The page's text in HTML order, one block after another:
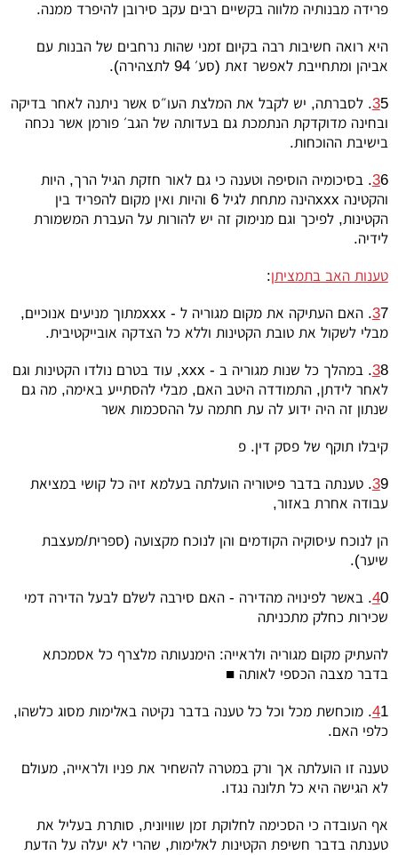
פרידה מבנותיה מלווה בקשיים רבים עקב סירובן להיפרד ממנה.
היא רואה חשיבות רבה בקיום זמני שהות נרחבים של הבנות עם
אביהן ומתחייבת לאפשר זאת (סע׳ 94 לתצהירה).
35. לסברתה, יש לקבל את המלצת העו״ס אשר ניתנה לאחר בדיקה
ובחינה מדוקדקת הנתמכת גם בעדותה של הגב׳ פורמן אשר נכחה
בישיבת ההוכחות.
36. בסיכומיה הוסיפה וטענה כי גם לאור חזקת הגיל הרך, היות
והקטינה xxx
הינה מתחת לגיל 6 והיות ואין מקום להפריד בין
הקטינות, לפיכך וגם מנימוק זה יש להורות על העברת המשמורת
לידיה.
טענות האב בתמציתן:
37. האם העתיקה את מקום מגוריה ל - xxxמתוך מניעים אנוכיים,
מבלי לשקול את טובת הקטינות וללא כל הצדקה אובייקטיבית.
38. במהלך כל שנות מגוריה ב - xxx, עוד בטרם נולדו הקטינות וגם
לאחר לידתן, התמודדה היטב האם, מבלי להסתייע באימה, מה גם
שנתון זה היה ידוע לה עת חתמה על ההסכמות אשר
קיבלו תוקף של פסק דין. פ
39. טענתה בדבר פיטוריה הועלתה בעלמא זיה כל קושי במציאת
עבודה אחרת באזור,
הן לנוכח עיסוקיה הקודמים והן לנוכח מקצועה (ספרית/מעצבת
שיער).
40. באשר לפינויה מהדירה - האם סירבה לשלם לבעל הדירה דמי
שכירות כחלק מתכניתה
להעתיק מקום מגוריה ולראייה: הימנעותה מלצרף כל אסמכתא
בדבר מצבה הכספי לאותה ■
41. מוכחשת מכל וכל כל טענה בדבר נקיטה באלימות מסוג כלשהו,
כלפי האם.
טענה זו הועלתה אך ורק במטרה להשחיר את פניו ולראייה, מעולם
לא הגישה היא כל תלונה נגדו.
אף העובדה כי הסכימה לחלוקת זמן שוויונית, סותרת בעליל את
טענתה בדבר חשיפת הקטינות לאלימות, שהרי לא יעלה על הדעת